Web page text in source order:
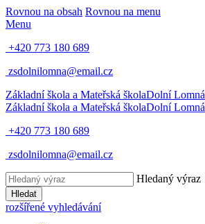
Rovnou na obsah Rovnou na menu
Menu
+420 773 180 689
zsdolnilomna@email.cz
Základní škola a Mateřská školaDolní Lomná
Základní škola a Mateřská školaDolní Lomná
+420 773 180 689
zsdolnilomna@email.cz
Hledaný výraz
Hledat
rozšířené vyhledávání